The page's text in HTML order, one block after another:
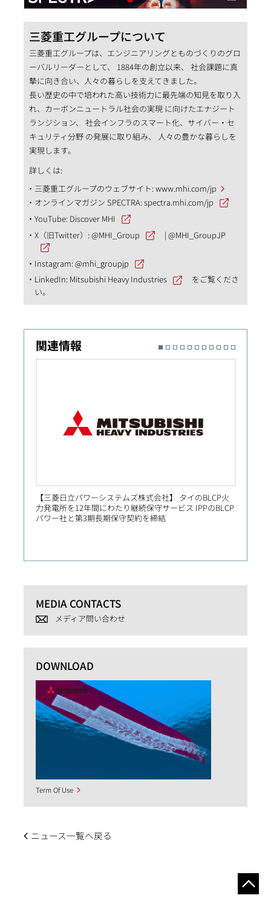
三菱重工グループについて
三菱重工グループは、エンジニアリングとものづくりのグロ
ーバルリーダーとして、 1884年の創立以来、 社会課題に真
摯に向き合い、人々の暮らしを支えてきました。
長い歴史の中で培われた高い技術力に最先端の知見を取り入
れ、カーボンニュートラル社会の実現 に向けたエナジート
ランジション、 社会インフラのスマート化、サイバー・セ
キュリティ分野 の発展に取り組み、 人々の豊かな暮らしを
実現します。
詳しくは:
三菱重工グループのウェブサイト:www.mhi.com/jp
オンラインマガジン SPECTRA:spectra.mhi.com/jp
YouTube: Discover MHI
X（旧Twitter）:@MHI_Group |@MHI_GroupJP
Instagram:@mhi_groupjp
LinkedIn: Mitsubishi Heavy Industries
をご覧くださ
い。
関連情報
【三菱日立パワーシステムズ株式会社】 タイのBLCP火
力発電所を12年間にわたり継続保守サービス IPPのBLCP
パワー社と第3期長期保守契約を締結
MEDIA CONTACTS
メディア問い合わせ
DOWNLOAD
Term Of Use
ニュース一覧へ戻る